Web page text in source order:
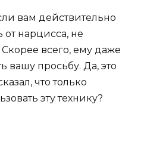
вам действительно
от нарцисса, не
Скорее всего, ему даже
вашу просьбу. Да, это
что только
эту технику?